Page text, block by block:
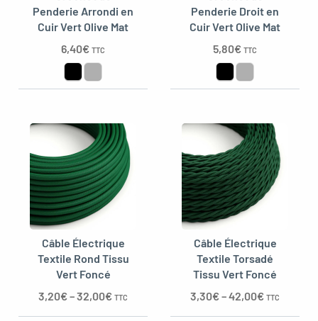
Penderie Arrondi en
Cuir Vert Olive Mat
6,40€ TTC
Penderie Droit en
Cuir Vert Olive Mat
5,80€ TTC
Câble Électrique
Textile Rond Tissu
Vert Foncé
3,20€–32,00€ TTC
Câble Électrique
Textile Torsadé
Tissu Vert Foncé
3,30€–42,00€ TTC
menu